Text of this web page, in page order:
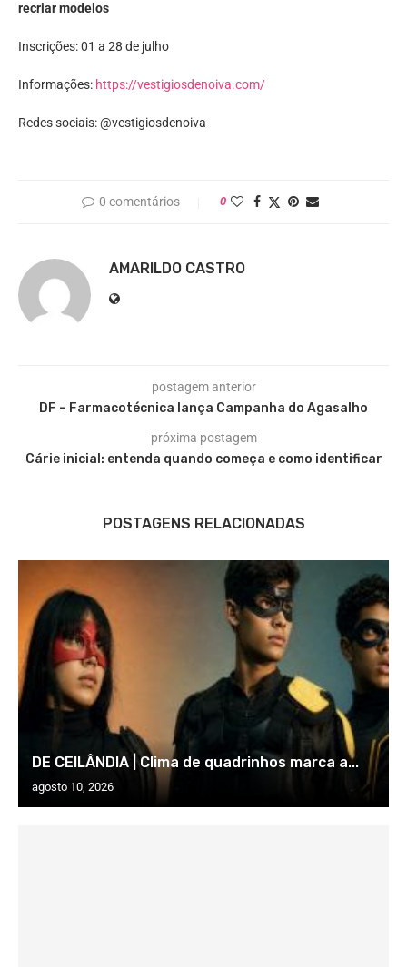
recriar modelos
Inscrições: 01 a 28 de julho
Informações: https://vestigiosdenoiva.com/
Redes sociais: @vestigiosdenoiva
0 comentários 0
AMARILDO CASTRO
postagem anterior
DF – Farmacotécnica lança Campanha do Agasalho
próxima postagem
Cárie inicial: entenda quando começa e como identificar
POSTAGENS RELACIONADAS
DE CEILÂNDIA | Clima de quadrinhos marca a...
agosto 10, 2026